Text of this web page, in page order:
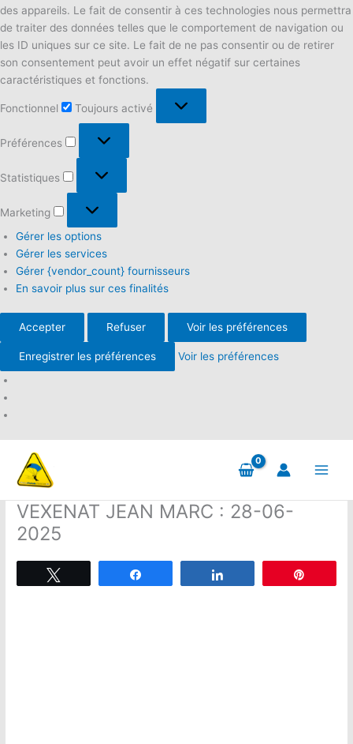
des appareils. Le fait de consentir à ces technologies nous permettra
de traiter des données telles que le comportement de navigation ou
les ID uniques sur ce site. Le fait de ne pas consentir ou de retirer
son consentement peut avoir un effet négatif sur certaines
caractéristiques et fonctions.
Fonctionnel
Toujours activé
Préférences
Statistiques
Marketing
Gérer les options
Gérer les services
Gérer {vendor_count} fournisseurs
En savoir plus sur ces finalités
Accepter Refuser Voir les préférences
Enregistrer les préférences Voir les préférences
contenu
VEXENAT JEAN MARC : 28-06-
2025